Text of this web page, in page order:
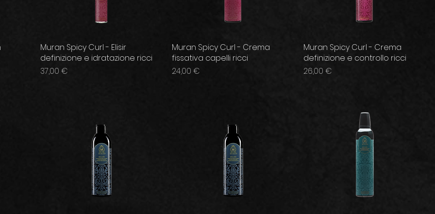
Muran Spicy Curl - Elisir
definizione e idratazione ricci
Prezzo
37,00 €
Muran Spicy Curl - Crema
fissativa capelli ricci
Prezzo
24,00 €
Muran Spicy Curl - Crema
definizione e controllo ricci
Prezzo
26,00 €